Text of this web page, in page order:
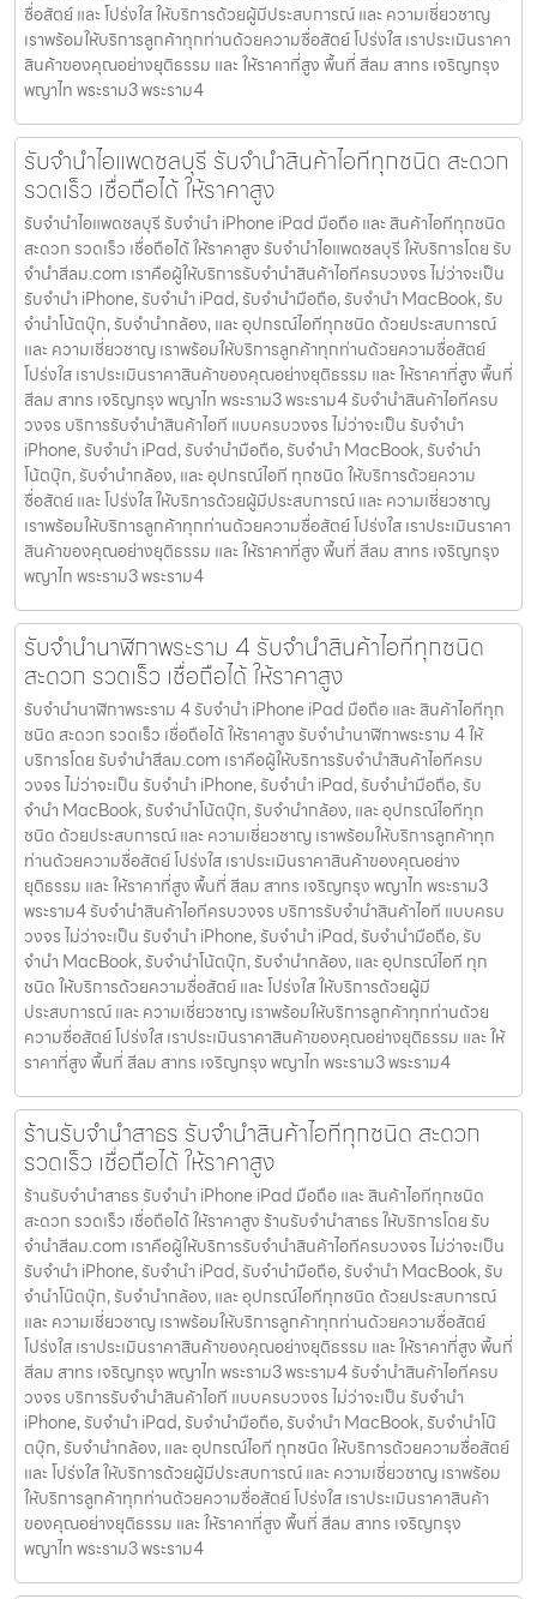
ซื่อสัตย์ และ โปร่งใส ให้บริการด้วยผู้มีประสบการณ์ และ ความเชี่ยวชาญ
เราพร้อมให้บริการลูกค้าทุกท่านด้วยความซื่อสัตย์ โปร่งใส เราประเมินราคา
สินค้าของคุณอย่างยุติธรรม และ ให้ราคาที่สูง พื้นที่ สีลม สาทร เจริญกรุง
พญาไท พระราม3 พระราม4
รับจำนำไอแพดชลบุรี รับจำนำสินค้าไอทีทุกชนิด สะดวก
รวดเร็ว เชื่อถือได้ ให้ราคาสูง
รับจำนำไอแพดชลบุรี รับจำนำ iPhone iPad มือถือ และ สินค้าไอทีทุกชนิด
สะดวก รวดเร็ว เชื่อถือได้ ให้ราคาสูง รับจำนำไอแพดชลบุรี ให้บริการโดย รับ
จํานําสีลม.com เราคือผู้ให้บริการรับจำนำสินค้าไอทีครบวงจร ไม่ว่าจะเป็น
รับจำนำ iPhone, รับจำนำ iPad, รับจำนำมือถือ, รับจำนำ MacBook, รับ
จำนำโน้ตบุ๊ก, รับจำนำกล้อง, และ อุปกรณ์ไอทีทุกชนิด ด้วยประสบการณ์
และ ความเชี่ยวชาญ เราพร้อมให้บริการลูกค้าทุกท่านด้วยความซื่อสัตย์
โปร่งใส เราประเมินราคาสินค้าของคุณอย่างยุติธรรม และ ให้ราคาที่สูง พื้นที่
สีลม สาทร เจริญกรุง พญาไท พระราม3 พระราม4 รับจำนำสินค้าไอทีครบ
วงจร บริการรับจำนำสินค้าไอที แบบครบวงจร ไม่ว่าจะเป็น รับจำนำ
iPhone, รับจำนำ iPad, รับจำนำมือถือ, รับจำนำ MacBook, รับจำนำ
โน้ตบุ๊ก, รับจำนำกล้อง, และ อุปกรณ์ไอที ทุกชนิด ให้บริการด้วยความ
ซื่อสัตย์ และ โปร่งใส ให้บริการด้วยผู้มีประสบการณ์ และ ความเชี่ยวชาญ
เราพร้อมให้บริการลูกค้าทุกท่านด้วยความซื่อสัตย์ โปร่งใส เราประเมินราคา
สินค้าของคุณอย่างยุติธรรม และ ให้ราคาที่สูง พื้นที่ สีลม สาทร เจริญกรุง
พญาไท พระราม3 พระราม4
รับจำนำนาฬิกาพระราม 4 รับจำนำสินค้าไอทีทุกชนิด
สะดวก รวดเร็ว เชื่อถือได้ ให้ราคาสูง
รับจำนำนาฬิกาพระราม 4 รับจำนำ iPhone iPad มือถือ และ สินค้าไอทีทุก
ชนิด สะดวก รวดเร็ว เชื่อถือได้ ให้ราคาสูง รับจำนำนาฬิกาพระราม 4 ให้
บริการโดย รับจํานําสีลม.com เราคือผู้ให้บริการรับจำนำสินค้าไอทีครบ
วงจร ไม่ว่าจะเป็น รับจำนำ iPhone, รับจำนำ iPad, รับจำนำมือถือ, รับ
จำนำ MacBook, รับจำนำโน้ตบุ๊ก, รับจำนำกล้อง, และ อุปกรณ์ไอทีทุก
ชนิด ด้วยประสบการณ์ และ ความเชี่ยวชาญ เราพร้อมให้บริการลูกค้าทุก
ท่านด้วยความซื่อสัตย์ โปร่งใส เราประเมินราคาสินค้าของคุณอย่าง
ยุติธรรม และ ให้ราคาที่สูง พื้นที่ สีลม สาทร เจริญกรุง พญาไท พระราม3
พระราม4 รับจำนำสินค้าไอทีครบวงจร บริการรับจำนำสินค้าไอที แบบครบ
วงจร ไม่ว่าจะเป็น รับจำนำ iPhone, รับจำนำ iPad, รับจำนำมือถือ, รับ
จำนำ MacBook, รับจำนำโน้ตบุ๊ก, รับจำนำกล้อง, และ อุปกรณ์ไอที ทุก
ชนิด ให้บริการด้วยความซื่อสัตย์ และ โปร่งใส ให้บริการด้วยผู้มี
ประสบการณ์ และ ความเชี่ยวชาญ เราพร้อมให้บริการลูกค้าทุกท่านด้วย
ความซื่อสัตย์ โปร่งใส เราประเมินราคาสินค้าของคุณอย่างยุติธรรม และ ให้
ราคาที่สูง พื้นที่ สีลม สาทร เจริญกรุง พญาไท พระราม3 พระราม4
ร้านรับจำนำสาธร รับจำนำสินค้าไอทีทุกชนิด สะดวก
รวดเร็ว เชื่อถือได้ ให้ราคาสูง
ร้านรับจำนำสาธร รับจำนำ iPhone iPad มือถือ และ สินค้าไอทีทุกชนิด
สะดวก รวดเร็ว เชื่อถือได้ ให้ราคาสูง ร้านรับจำนำสาธร ให้บริการโดย รับ
จํานําสีลม.com เราคือผู้ให้บริการรับจำนำสินค้าไอทีครบวงจร ไม่ว่าจะเป็น
รับจำนำ iPhone, รับจำนำ iPad, รับจำนำมือถือ, รับจำนำ MacBook, รับ
จำนำโน๊ตบุ๊ก, รับจำนำกล้อง, และ อุปกรณ์ไอทีทุกชนิด ด้วยประสบการณ์
และ ความเชี่ยวชาญ เราพร้อมให้บริการลูกค้าทุกท่านด้วยความซื่อสัตย์
โปร่งใส เราประเมินราคาสินค้าของคุณอย่างยุติธรรม และ ให้ราคาที่สูง พื้นที่
สีลม สาทร เจริญกรุง พญาไท พระราม3 พระราม4 รับจำนำสินค้าไอทีครบ
วงจร บริการรับจำนำสินค้าไอที แบบครบวงจร ไม่ว่าจะเป็น รับจำนำ
iPhone, รับจำนำ iPad, รับจำนำมือถือ, รับจำนำ MacBook, รับจำนำโน๊
ตบุ๊ก, รับจำนำกล้อง, และ อุปกรณ์ไอที ทุกชนิด ให้บริการด้วยความซื่อสัตย์
และ โปร่งใส ให้บริการด้วยผู้มีประสบการณ์ และ ความเชี่ยวชาญ เราพร้อม
ให้บริการลูกค้าทุกท่านด้วยความซื่อสัตย์ โปร่งใส เราประเมินราคาสินค้า
ของคุณอย่างยุติธรรม และ ให้ราคาที่สูง พื้นที่ สีลม สาทร เจริญกรุง
พญาไท พระราม3 พระราม4